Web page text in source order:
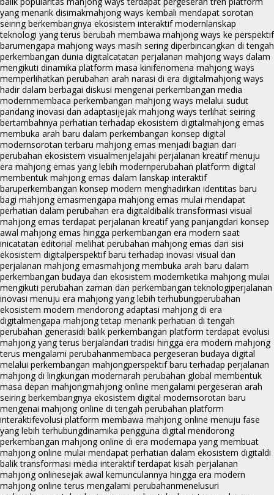
yang menarik disimakmahjong ways kembali mendapat sorotan
seiring berkembangnya ekosistem interaktif modernlanskap
teknologi yang terus berubah membawa mahjong ways ke perspektif
barumengapa mahjong ways masih sering diperbincangkan di tengah
perkembangan dunia digitalcatatan perjalanan mahjong ways dalam
mengikuti dinamika platform masa kinifenomena mahjong ways
memperlihatkan perubahan arah narasi di era digitalmahjong ways
hadir dalam berbagai diskusi mengenai perkembangan media
modernmembaca perkembangan mahjong ways melalui sudut
pandang inovasi dan adaptasijejak mahjong ways terlihat seiring
bertambahnya perhatian terhadap ekosistem digitalmahjong emas
membuka arah baru dalam perkembangan konsep digital
modernsorotan terbaru mahjong emas menjadi bagian dari
perubahan ekosistem visualmenjelajahi perjalanan kreatif menuju
era mahjong emas yang lebih modernperubahan platform digital
membentuk mahjong emas dalam lanskap interaktif
baruperkembangan konsep modern menghadirkan identitas baru
bagi mahjong emasmengapa mahjong emas mulai mendapat
perhatian dalam perubahan era digitaldibalik transformasi visual
mahjong emas terdapat perjalanan kreatif yang panjangdari konsep
awal mahjong emas hingga perkembangan era modern saat
inicatatan editorial melihat perubahan mahjong emas dari sisi
ekosistem digitalperspektif baru terhadap inovasi visual dan
perjalanan mahjong emasmahjong membuka arah baru dalam
perkembangan budaya dan ekosistem modernketika mahjong mulai
mengikuti perubahan zaman dan perkembangan teknologiperjalanan
inovasi menuju era mahjong yang lebih terhubungperubahan
ekosistem modern mendorong adaptasi mahjong di era
digitalmengapa mahjong tetap menarik perhatian di tengah
perubahan generasidi balik perkembangan platform terdapat evolusi
mahjong yang terus berjalandari tradisi hingga era modern mahjong
terus mengalami perubahanmembaca pergeseran budaya digital
melalui perkembangan mahjongperspektif baru terhadap perjalanan
mahjong di lingkungan modernarah perubahan global membentuk
masa depan mahjongmahjong online mengalami pergeseran arah
seiring berkembangnya ekosistem digital modernsorotan baru
mengenai mahjong online di tengah perubahan platform
interaktifevolusi platform membawa mahjong online menuju fase
yang lebih terhubungdinamika pengguna digital mendorong
perkembangan mahjong online di era modernapa yang membuat
mahjong online mulai mendapat perhatian dalam ekosistem digitaldi
balik transformasi media interaktif terdapat kisah perjalanan
mahjong onlinesejak awal kemunculannya hingga era modern
mahjong online terus mengalami perubahanmenelusuri